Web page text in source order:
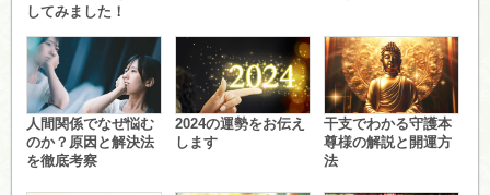
してみました！
人間関係でなぜ悩む
のか？原因と解決法
を徹底考察
2024の運勢をお伝え
します
干支でわかる守護本
尊様の解説と開運方
法